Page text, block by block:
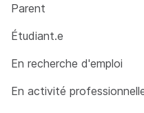
Parent
Étudiant.e
En recherche d'emploi
En activité